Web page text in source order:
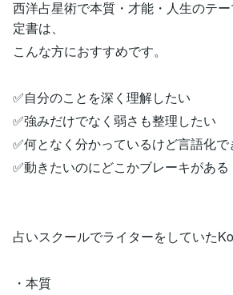
西洋占星術で本質・才能・人生のテ
定書は、
こんな方におすすめです。
✅自分のことを深く理解したい
✅強みだけでなく弱さも整理したい
✅何となく分かっているけど言語化で
✅動きたいのにどこかブレーキがある
占いスクールでライターをしていた
・本質